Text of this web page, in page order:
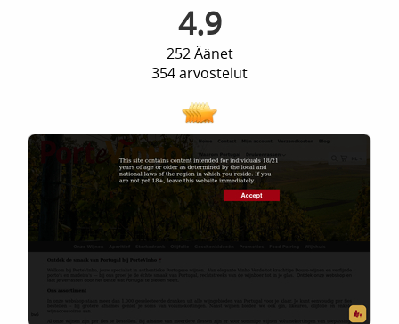
4.9
252 Äänet
354 arvostelut